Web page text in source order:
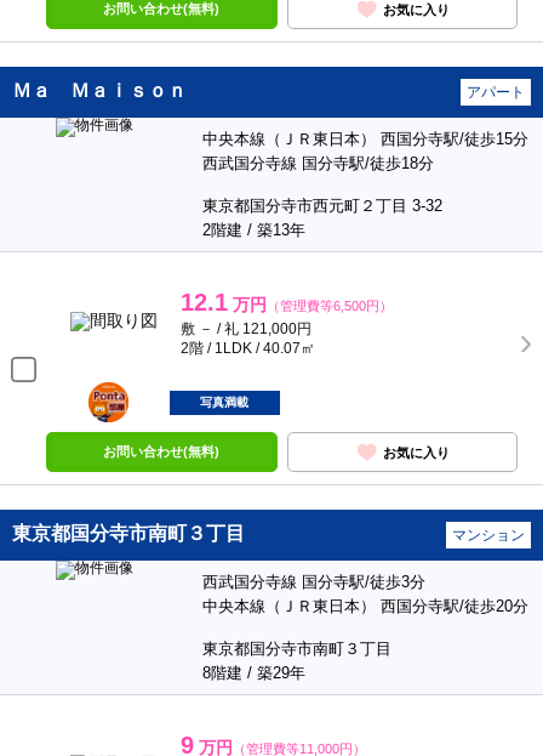
お問い合わせ(無料) お気に入り
Ｍａ Ｍａｉｓｏｎ アパート
中央本線（ＪＲ東日本） 西国分寺駅/徒歩15分
西武国分寺線 国分寺駅/徒歩18分
東京都国分寺市西元町２丁目 3-32
2階建 / 築13年
12.1 万円 （管理費等6,500円）
敷 － / 礼 121,000円
2階 / 1LDK / 40.07㎡
ポンタ
部屋
写真満載
お問い合わせ(無料) お気に入り
東京都国分寺市南町３丁目 マンション
西武国分寺線 国分寺駅/徒歩3分
中央本線（ＪＲ東日本） 西国分寺駅/徒歩20分
東京都国分寺市南町３丁目
8階建 / 築29年
9 万円 （管理費等11,000円）